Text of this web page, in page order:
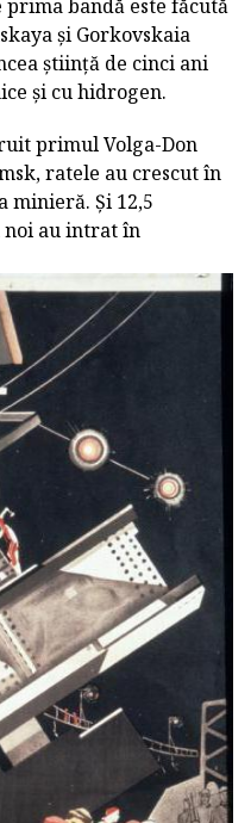
prima bandă este făcută
și Gorkovskaia
știință de cinci ani
și cu hidrogen.
primul Volga-Don
ratele au crescut în
minieră. Și 12,5
noi au intrat în